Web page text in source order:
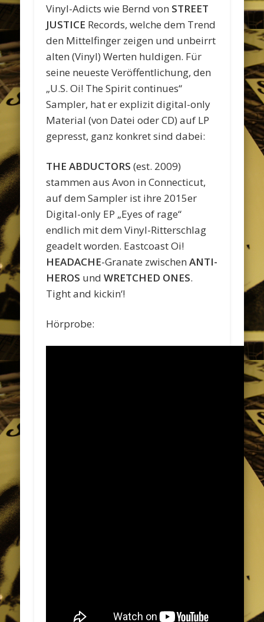
Vinyl-Adicts wie Bernd von STREET
JUSTICE Records, welche dem Trend
den Mittelfinger zeigen und unbeirrt
alten (Vinyl) Werten huldigen. Für
seine neueste Veröffentlichung, den
„U.S. Oi! The Spirit continues“
Sampler, hat er explizit digital-only
Material (von Datei oder CD) auf LP
gepresst, ganz konkret sind dabei:
THE ABDUCTORS (est. 2009)
stammen aus Avon in Connecticut,
auf dem Sampler ist ihre 2015er
Digital-only EP „Eyes of rage“
endlich mit dem Vinyl-Ritterschlag
geadelt worden. Eastcoast Oi!
HEADACHE-Granate zwischenANTI-
HEROS undWRETCHED ONES.
Tight and kickin‘!
Hörprobe: